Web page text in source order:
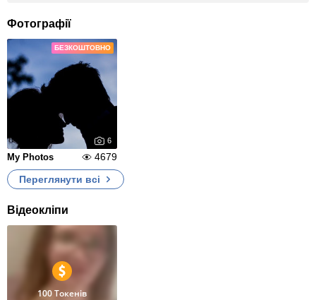
Фотографії
БЕЗКОШТОВНО
6
My Photos
4679
Переглянути всі
Відеокліпи
100 Токенів